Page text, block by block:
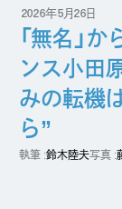
2026年5月26日
「無名」
ンス小田
みの転機
ら”
執筆 :鈴木陸夫写真 :